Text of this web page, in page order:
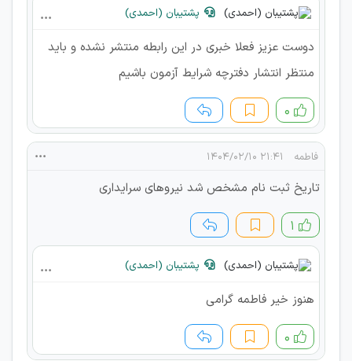
پشتیبان (احمدی)
دوست عزیز فعلا خبری در این رابطه منتشر نشده و باید
منتظر انتشار دفترچه شرایط آزمون باشیم
۰
فاطمه ۲۱:۴۱ ۱۴۰۴/۰۲/۱۰
تاریخ ثبت نام مشخص شد نیروهای سرایداری
۱
پشتیبان (احمدی)
هنوز خیر فاطمه گرامی
۰